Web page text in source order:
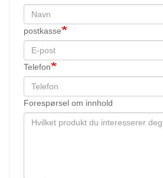
postkasse
Telefon
Forespørsel om innhold